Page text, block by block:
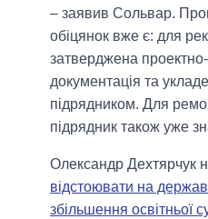
– заявив Сольвар.
обіцянок вже є: для
затверджена
документація та
підрядником. Для
підрядник також уже
Олександр Дехтярчук
відстоювати на
збільшення освітньої